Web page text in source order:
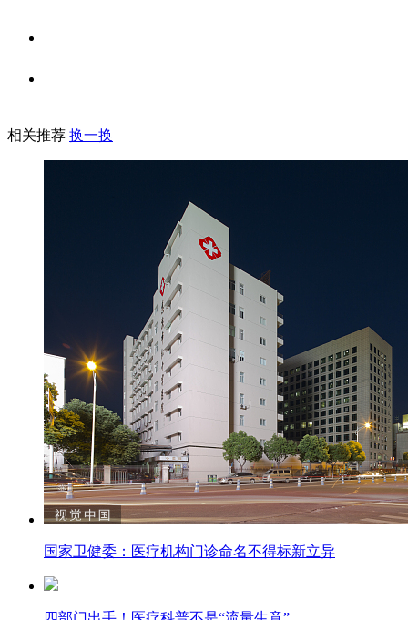
相关推荐 换一换
国家卫健委：医疗机构门诊命名不得标新立异